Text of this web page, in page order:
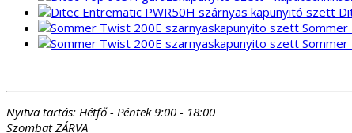
Nyitva tartás: Hétfő - Péntek 9:00 - 18:00
Szombat ZÁRVA